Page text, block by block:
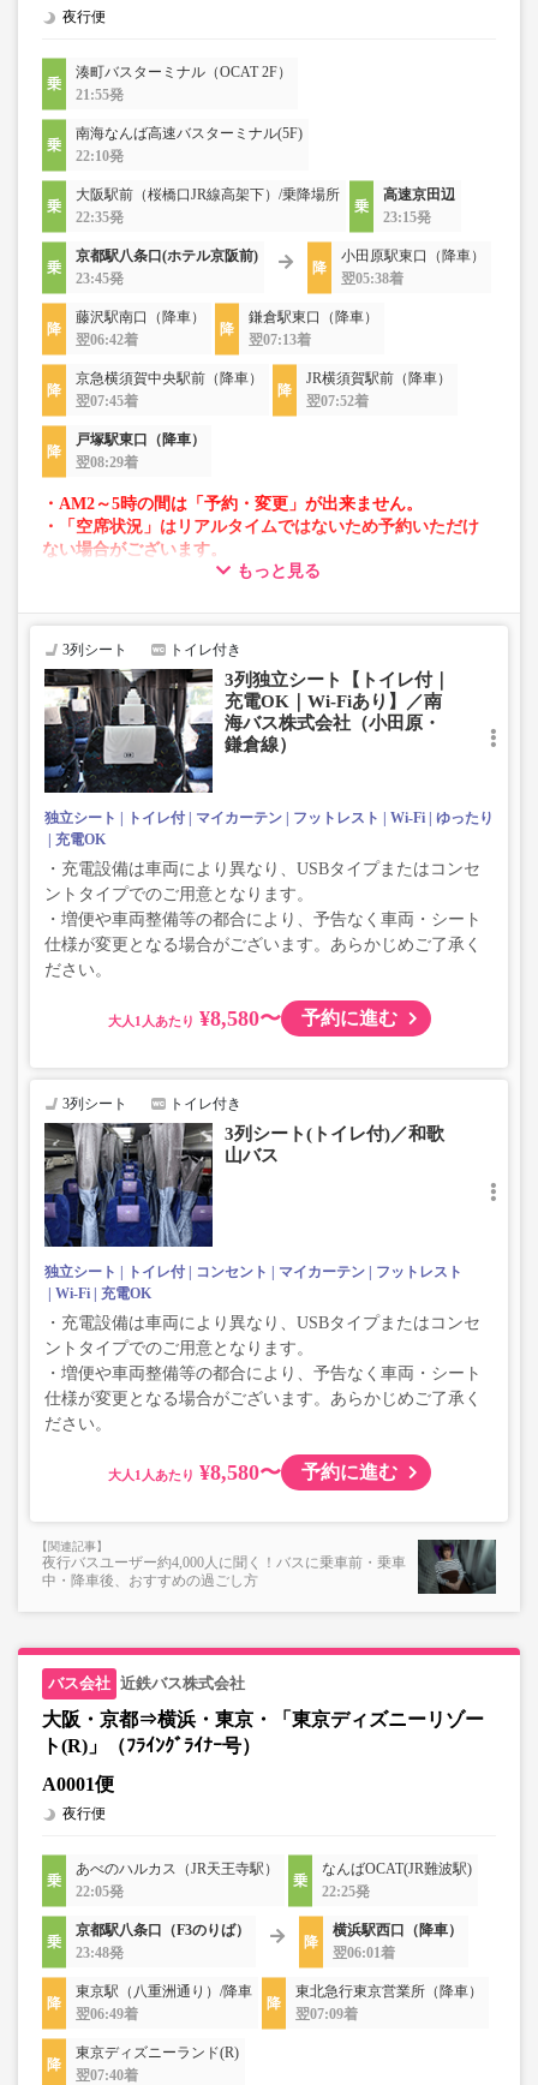
夜行便
湊町バスターミナル（OCAT 2F）
21:55発
南海なんば高速バスターミナル(5F)
22:10発
大阪駅前（桜橋口JR線高架下）/乗降場所
22:35発
高速京田辺
23:15発
京都駅八条口(ホテル京阪前)
23:45発
小田原駅東口（降車）
翌05:38着
藤沢駅南口（降車）
翌06:42着
鎌倉駅東口（降車）
翌07:13着
京急横須賀中央駅前（降車）
翌07:45着
JR横須賀駅前（降車）
翌07:52着
戸塚駅東口（降車）
翌08:29着
・AM2～5時の間は「予約・変更」が出来ません。
・「空席状況」はリアルタイムではないため予約いただけ
ない場合がございます。
・車両は予告なく変更となる場合がございます。これに伴
で、あらかじめご了承ください。
もっと見る
3列シート トイレ付き
3列独立シート【トイレ付｜
充電OK｜Wi-Fiあり】／南
海バス株式会社（小田原・
鎌倉線）
独立シート トイレ付 マイカーテン フットレスト Wi-Fi
ゆったり
充電OK
・充電設備は車両により異なり、USBタイプまたはコンセ
ントタイプでのご用意となります。
・増便や車両整備等の都合により、予告なく車両・シート
仕様が変更となる場合がございます。あらかじめご了承く
ださい。
大人 ¥8,580〜 予約に進む
3列シート トイレ付き
3列シート(トイレ付)／和歌
山バス
独立シート トイレ付 コンセント マイカーテン
フットレスト
Wi-Fi
充電OK
・充電設備は車両により異なり、USBタイプまたはコンセ
ントタイプでのご用意となります。
・増便や車両整備等の都合により、予告なく車両・シート
仕様が変更となる場合がございます。あらかじめご了承く
ださい。
大人 ¥8,580〜 予約に進む
夜行バスユーザー約4,000人に聞く！バスに乗車前・乗車
中・降車後、おすすめの過ごし方
近鉄バス株式会社
大阪・京都⇒横浜・東京・「東京ディズニーリゾー
ト(R)」（ﾌﾗｲﾝｸﾞﾗｲﾅｰ号）
A0001便
夜行便
あべのハルカス（JR天王寺駅）
22:05発
なんばOCAT(JR難波駅)
22:25発
京都駅八条口（F3のりば）
23:48発
横浜駅西口（降車）
翌06:01着
東京駅（八重洲通り）/降車
翌06:49着
東北急行東京営業所（降車）
翌07:09着
東京ディズニーランド(R)
翌07:40着